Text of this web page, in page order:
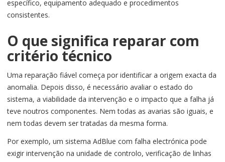
específico, equipamento adequado e procedimentos
consistentes.
O que significa reparar com
critério técnico
Uma reparação fiável começa por identificar a origem exacta da
anomalia. Depois disso, é necessário avaliar o estado do
sistema, a viabilidade da intervenção e o impacto que a falha já
teve noutros componentes. Nem todas as avarias são iguais, e
nem todas devem ser tratadas da mesma forma.
Por exemplo, um sistema AdBlue com falha electrónica pode
exigir intervenção na unidade de controlo, verificação de linhas